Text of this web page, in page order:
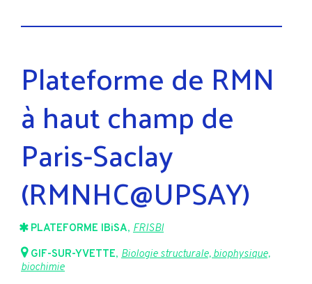
Plateforme de RMN
à haut champ de
Paris-Saclay
(RMNHC@UPSAY)
PLATEFORME IBiSA, FRISBI
GIF-SUR-YVETTE, Biologie structurale, biophysique,
biochimie